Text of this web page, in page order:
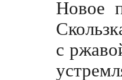
Новое
с